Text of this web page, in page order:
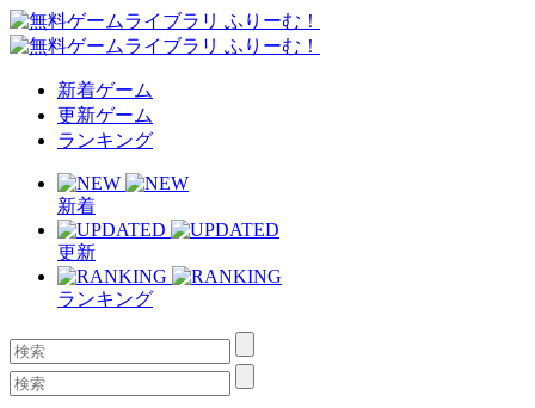
新着ゲーム
更新ゲーム
ランキング
新着
更新
ランキング